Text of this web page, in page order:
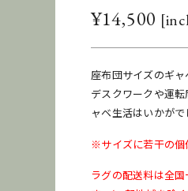
¥14,500
座布団サイズのギャ
デスクワークや運
ャベ生活はいかがで
※サイズに若干の個
ラグの配送料は全